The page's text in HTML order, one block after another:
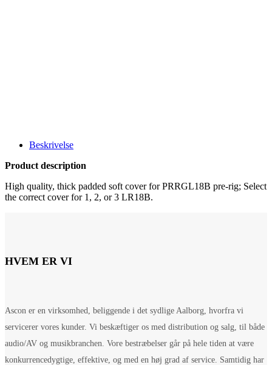
Beskrivelse
Product description
High quality, thick padded soft cover for PRRGL18B pre-rig; Select
the correct cover for 1, 2, or 3 LR18B.
HVEM ER VI
Ascon er en virksomhed, beliggende i det sydlige Aalborg, hvorfra vi
servicerer vores kunder. Vi beskæftiger os med distribution og salg, til både
audio/AV og musikbranchen. Vore bestræbelser går på hele tiden at være
konkurrencedygtige, effektive, og med en høj grad af service. Samtidig har